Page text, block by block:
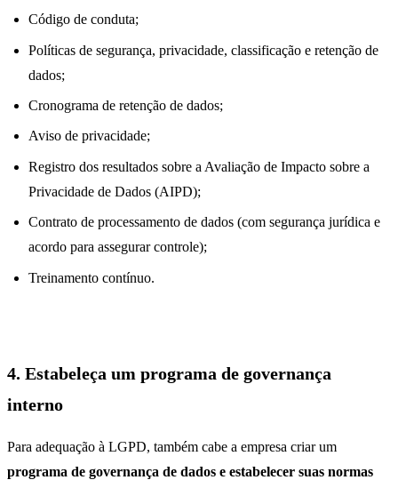
Código de conduta;
Políticas de segurança, privacidade, classificação e retenção de
dados;
Cronograma de retenção de dados;
Aviso de privacidade;
Registro dos resultados sobre a Avaliação de Impacto sobre a
Privacidade de Dados (AIPD);
Contrato de processamento de dados (com segurança jurídica e
acordo para assegurar controle);
Treinamento contínuo.
4. Estabeleça um programa de governança
interno
Para adequação à LGPD, também cabe a empresa criar um
programa de governança de dados e estabelecer suas normas